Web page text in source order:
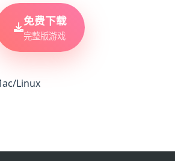
免费下载
完整版游戏
Linux